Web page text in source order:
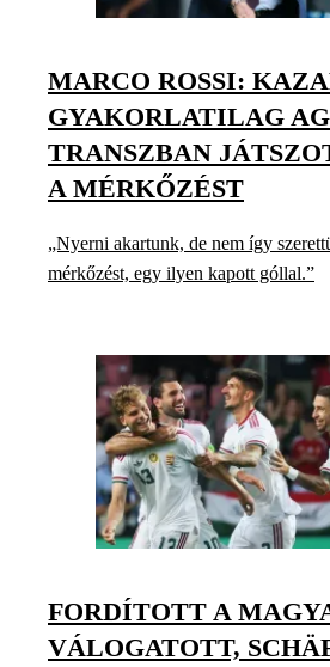
MARCO ROSSI:
GYAKORLATILAG
TRANSZBAN
A MÉRKŐZÉST
„Nyerni akartunk, de nem így
mérkőzést, egy ilyen kapott góllal.”
FORDÍTOTT A
VÁLOGATOTT,